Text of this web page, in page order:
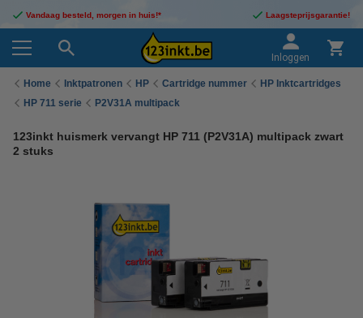
Vandaag besteld, morgen in huis!* Laagsteprijsgarantie!
Inloggen
Home Inktpatronen HP Cartridge nummer
HP Inktcartridges
HP 711 serie
P2V31A multipack
123inkt huismerk vervangt HP 711 (P2V31A) multipack zwart
2 stuks